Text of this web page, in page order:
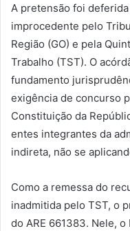
A pretensão foi
improcedente pelo
Região (GO) e pela
Trabalho (TST). O
fundamento
exigência de concurso
Constituição da
entes integrantes da
indireta, não se
Como a remessa do
inadmitida pelo TST, o
do ARE 661383. Nele,